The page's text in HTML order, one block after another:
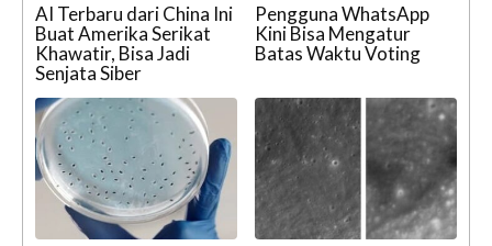
AI Terbaru dari China Ini
Buat Amerika Serikat
Khawatir, Bisa Jadi
Senjata Siber
Pengguna WhatsApp
Kini Bisa Mengatur
Batas Waktu Voting